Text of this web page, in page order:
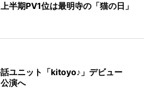
半期PV1位は最明寺の「猫の日」
話ユニット「kitoyo♪」デビュー
演へ